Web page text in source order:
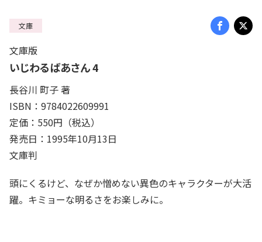
文庫
文庫版
いじわるばあさん 4
長谷川 町子 著
ISBN：9784022609991
定価：550円（税込）
発売日：1995年10月13日
文庫判
頭にくるけど、なぜか憎めない異色のキャラクターが大活
躍。キミョーな明るさをお楽しみに。